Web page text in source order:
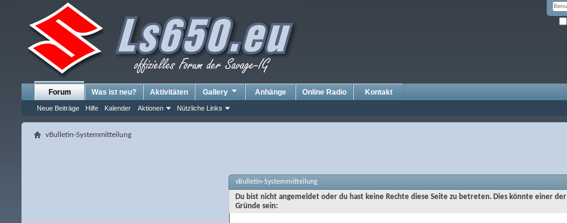
Forum
Neue Beiträge Hilfe Kalender Aktionen Nützliche Links
Was ist neu? Aktivitäten Gallery Anhänge Online Radio Kontakt
vBulletin-Systemmitteilung
vBulletin-Systemmitteilung
Du bist nicht angemeldet oder du hast keine Rechte diese Seite zu betreten. Dies könnte einer der
Gründe sein: